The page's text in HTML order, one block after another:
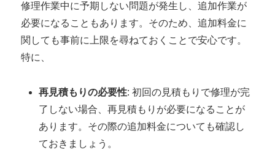
修理作業中に予期しない問題が発生し、追加作業が
必要になることもあります。そのため、追加料金に
関しても事前に上限を尋ねておくことで安心です。
特に、
再見積もりの必要性: 初回の見積もりで修理が完
了しない場合、再見積もりが必要になることが
あります。その際の追加料金についても確認し
ておきましょう。